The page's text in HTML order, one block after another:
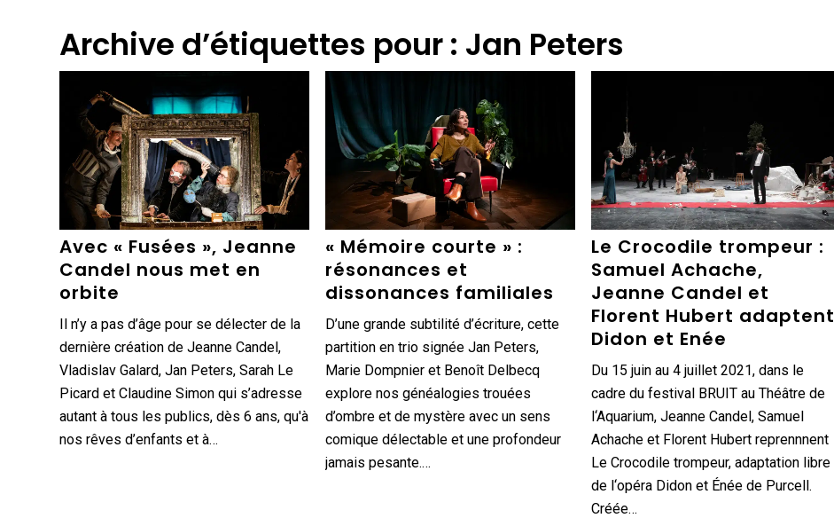
Archive d’étiquettes pour : Jan Peters
Avec « Fusées », Jeanne
Candel nous met en
orbite
Il n’y a pas d’âge pour se délecter de la
dernière création de Jeanne Candel,
Vladislav Galard, Jan Peters, Sarah Le
Picard et Claudine Simon qui s’adresse
autant à tous les publics, dès 6 ans, qu'à
nos rêves d’enfants et à…
« Mémoire courte » :
résonances et
dissonances familiales
D’une grande subtilité d’écriture, cette
partition en trio signée Jan Peters,
Marie Dompnier et Benoît Delbecq
explore nos généalogies trouées
d’ombre et de mystère avec un sens
comique délectable et une profondeur
jamais pesante.…
Le Crocodile trompeur :
Samuel Achache,
Jeanne Candel et
Florent Hubert adaptent
Didon et Enée
Du 15 juin au 4 juillet 2021, dans le
cadre du festival BRUIT au Théâtre de
l‘Aquarium, Jeanne Candel, Samuel
Achache et Florent Hubert reprennnent
Le Crocodile trompeur, adaptation libre
de l‘opéra Didon et Énée de Purcell.
Créée…